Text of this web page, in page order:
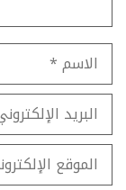
الاسم
البريد
الإلكتروني
الموقع
الإلكتروني